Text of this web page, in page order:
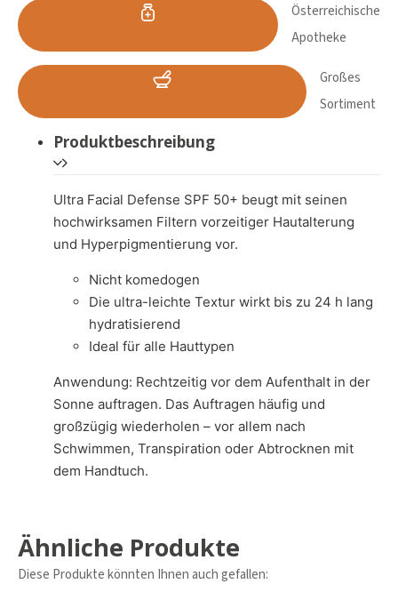
Österreichische
Apotheke
Großes
Sortiment
Produktbeschreibung
Ultra Facial Defense SPF 50+ beugt mit seinen
hochwirksamen Filtern vorzeitiger Hautalterung
und Hyperpigmentierung vor.
Nicht komedogen
Die ultra-leichte Textur wirkt bis zu 24 h lang
hydratisierend
Ideal für alle Hauttypen
Anwendung: Rechtzeitig vor dem Aufenthalt in der
Sonne auftragen. Das Auftragen häufig und
großzügig wiederholen – vor allem nach
Schwimmen, Transpiration oder Abtrocknen mit
dem Handtuch.
Ähnliche Produkte
Diese Produkte könnten Ihnen auch gefallen: